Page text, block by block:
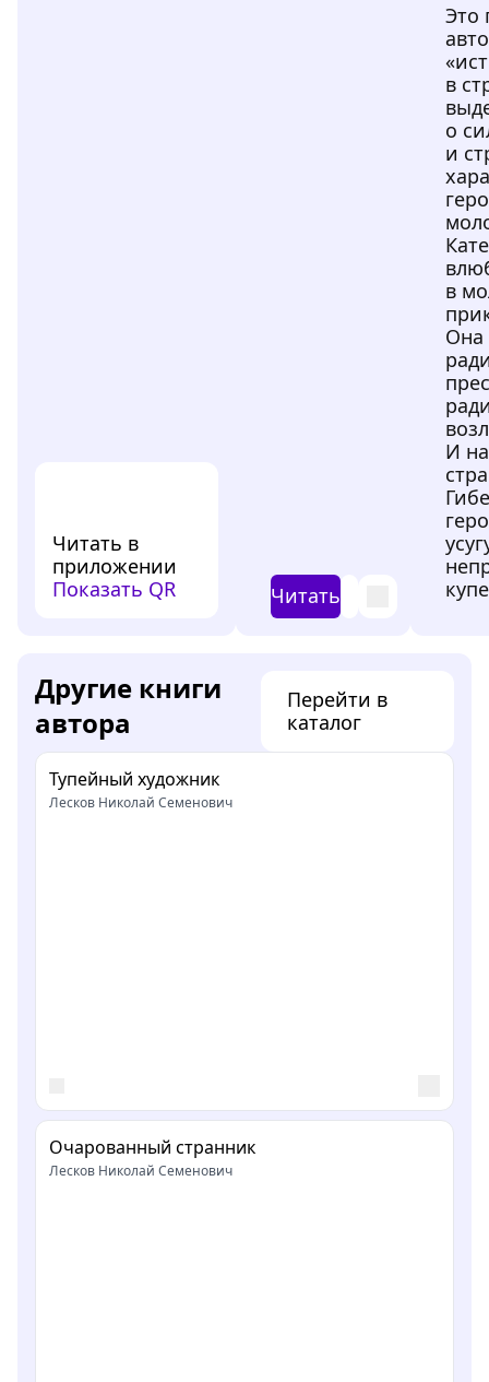
Читать в
приложении
Показать QR
Читать
Это
в
о
и
в
Она
И
Другие книги
автора
Перейти в
каталог
Тупейный художник
Лесков Николай Семенович
Очарованный странник
Лесков Николай Семенович